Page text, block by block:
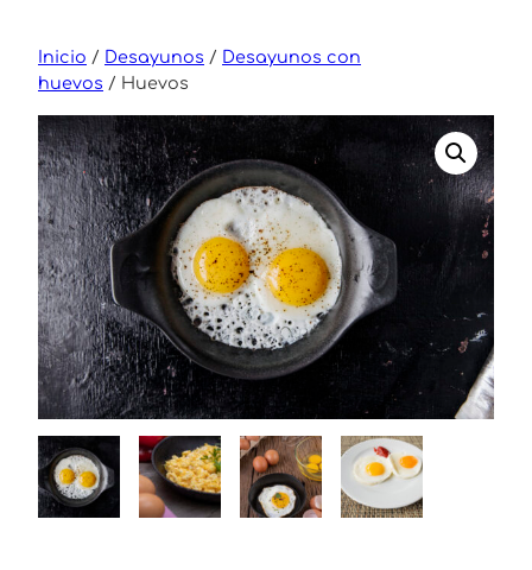
contenido
Inicio / Desayunos / Desayunos con
huevos / Huevos